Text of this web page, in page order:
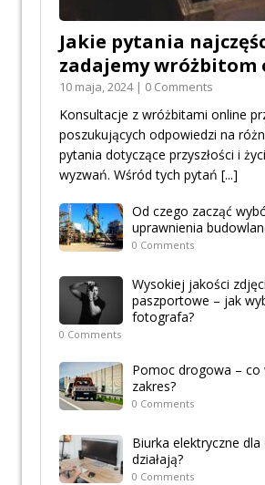
Jakie pytania
zadajemy wróżbitom
10 maja, 2024 | 0 Comments
Konsultacje z wróżbitami online
poszukujących odpowiedzi na
pytania dotyczące przyszłości i
wyzwań. Wśród tych pytań [...]
Od czego zacząć
uprawnienia
0 Comments
Wysokiej jakości
paszportowe – jak
fotografa?
0 Comments
Pomoc drogowa – co
zakres?
0 Comments
Biurka elektryczne dla
działają?
0 Comments